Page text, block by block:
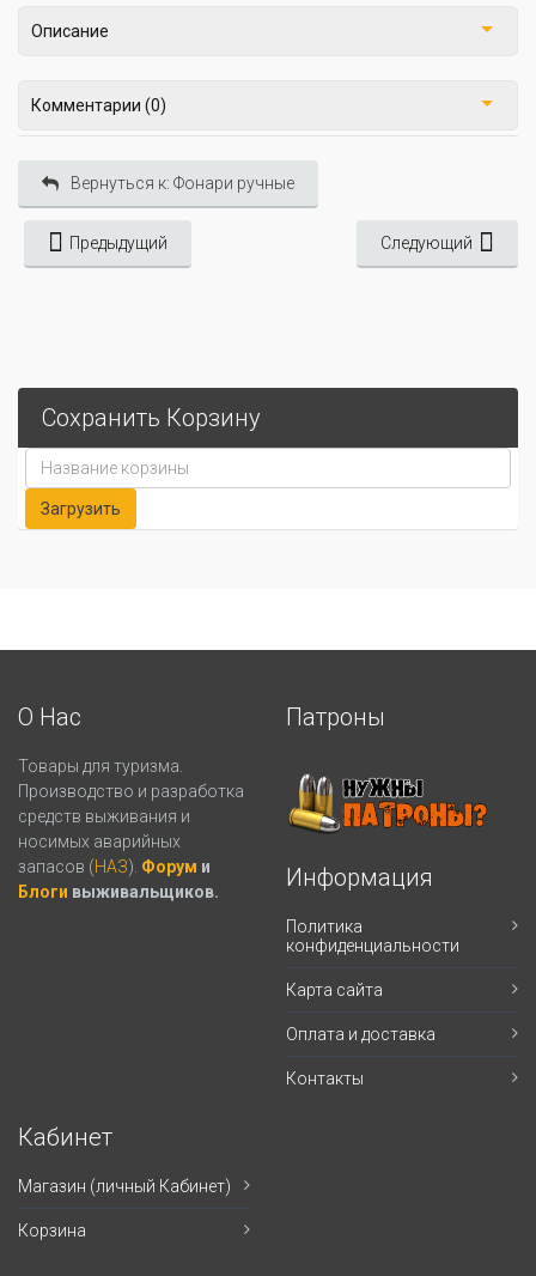
Описание
Комментарии (0)
Вернуться к: Фонари ручные
Предыдущий Следующий
Сохранить Корзину
О Нас
Товары для туризма.
Производство и разработка
средств выживания и
носимых аварийных
запасов (НАЗ). Форум и
Блоги выживальщиков.
Патроны
Информация
Политика
конфиденциальности
Карта сайта
Оплата и доставка
Контакты
Кабинет
Магазин (личный Кабинет)
Корзина